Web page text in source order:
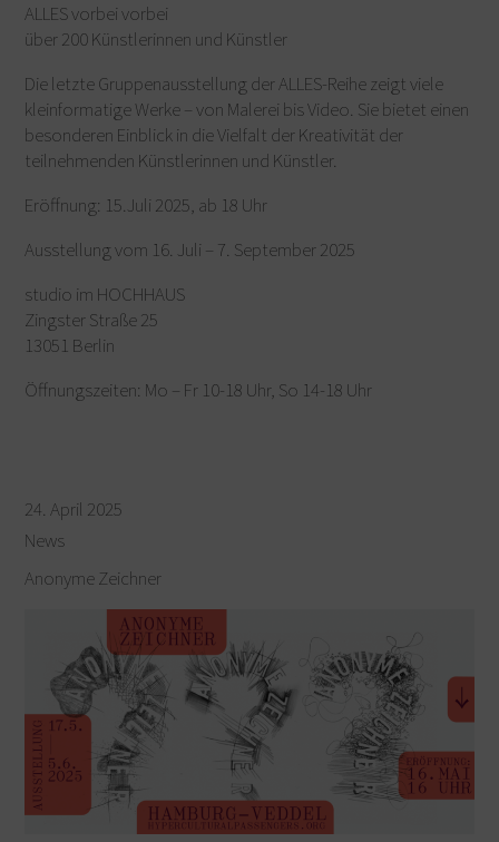
ALLES vorbei vorbei
über 200 Künstlerinnen und Künstler
Die letzte Gruppenausstellung der ALLES-Reihe zeigt viele
kleinformatige Werke – von Malerei bis Video. Sie bietet einen
besonderen Einblick in die Vielfalt der Kreativität der
teilnehmenden Künstlerinnen und Künstler.
Eröffnung: 15.Juli 2025, ab 18 Uhr
Ausstellung vom 16. Juli – 7. September 2025
studio im HOCHHAUS
Zingster Straße 25
13051 Berlin
Öffnungszeiten: Mo – Fr 10-18 Uhr, So 14-18 Uhr
24. April 2025
News
Anonyme Zeichner